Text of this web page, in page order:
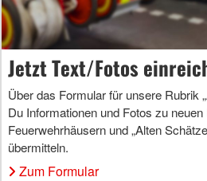
Jetzt Text/Fotos
Über das Formular für unsere Rubrik
Du Informationen und Fotos zu
Feuerwehrhäusern und „Alten
übermitteln.
Zum Formular